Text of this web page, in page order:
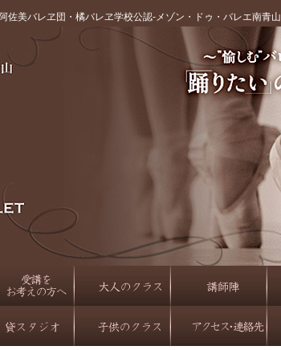
佐美バレヱ団・橘バレヱ学校公認‐メゾン・ドゥ・バレエ南青山